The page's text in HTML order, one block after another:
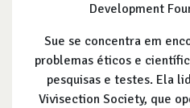
Development
Sue se concentra em
problemas éticos e
pesquisas e testes. Ela
Vivisection Society, que